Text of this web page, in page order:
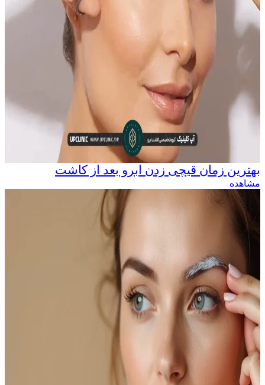
بهترین زمان قیچی زدن ابرو بعد از کاشت
مشاهده